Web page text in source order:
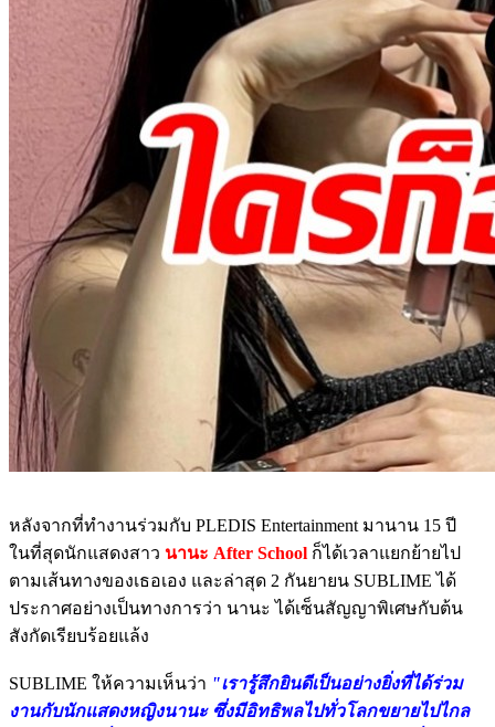
หลังจากที่ทำงานร่วมกับ PLEDIS Entertainment มานาน 15 ปี
ในที่สุดนักแสดงสาว นานะ After School ก็ได้เวลาแยกย้ายไป
ตามเส้นทางของเธอเอง และล่าสุด 2 กันยายน SUBLIME ได้
ประกาศอย่างเป็นทางการว่า นานะ ได้เซ็นสัญญาพิเศษกับต้น
สังกัดเรียบร้อยแล้ง
SUBLIME ให้ความเห็นว่า "เรารู้สึกยินดีเป็นอย่างยิ่งที่ได้ร่วม
งานกับนักแสดงหญิงนานะ ซึ่งมีอิทธิพลไปทั่วโลกขยายไปไกล